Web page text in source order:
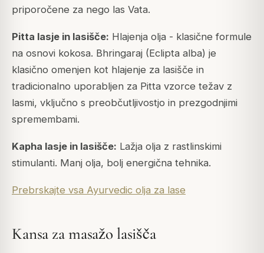
priporočene za nego las Vata.
Pitta lasje in lasišče: Hlajenja olja - klasične formule
na osnovi kokosa. Bhringaraj (Eclipta alba) je
klasično omenjen kot hlajenje za lasišče in
tradicionalno uporabljen za Pitta vzorce težav z
lasmi, vključno s preobčutljivostjo in prezgodnjimi
spremembami.
Kapha lasje in lasišče: Lažja olja z rastlinskimi
stimulanti. Manj olja, bolj energična tehnika.
Prebrskajte vsa Ayurvedic olja za lase
Kansa za masažo lasišča